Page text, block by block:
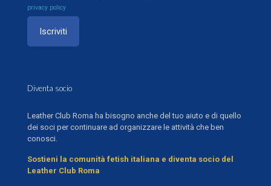
privacy policy
Diventa socio
Leather Club Roma ha bisogno anche del tuo aiuto e di quello
dei soci per continuare ad organizzare le attività che ben
conosci.
Sostieni la comunità fetish italiana e diventa socio del
Leather Club Roma